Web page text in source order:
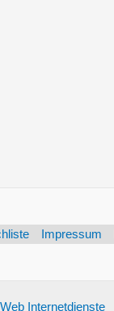
Impressum
Internetdienste